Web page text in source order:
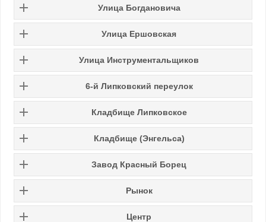
Улица Богдановича
Улица Ершовская
Улица Инструментальщиков
6-й Липковский переулок
Кладбище Липковское
Кладбище (Энгельса)
Завод Красный Борец
Рынок
Центр